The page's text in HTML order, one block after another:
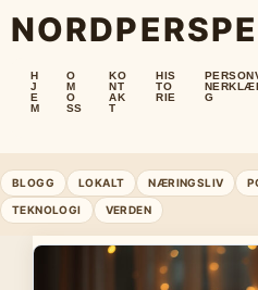
H
J
E
M
O
M
O
SS
KO
NT
AK
T
HIS
TO
RIE
G
BLOGG LOKALT NÆRINGSLIV
TEKNOLOGI VERDEN